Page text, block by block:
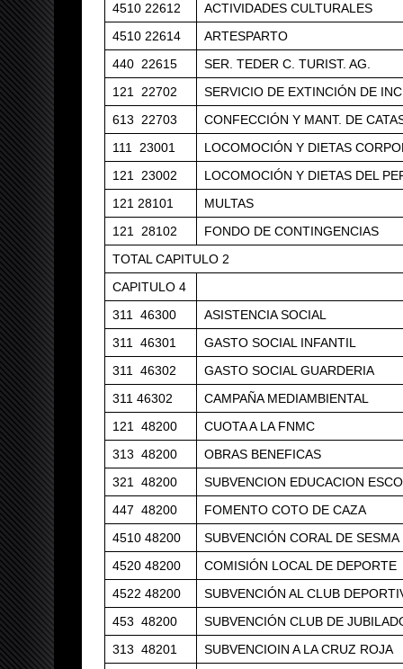
4510 22612
ACTIVIDADES CULTURALES
4510 22614
ARTESPARTO
440 22615
SER. TEDER C. TURIST. AG.
121 22702
SERVICIO DE EXTINCIÓN DE
613 22703
CONFECCIÓN Y MANT. DE
111 23001
LOCOMOCIÓN Y DIETAS
121 23002
LOCOMOCIÓN Y DIETAS DEL
121 28101
MULTAS
121 28102
FONDO DE CONTINGENCIAS
TOTAL CAPITULO 2
CAPITULO 4
311 46300
ASISTENCIA SOCIAL
311 46301
GASTO SOCIAL INFANTIL
311 46302
GASTO SOCIAL GUARDERIA
311 46302
CAMPAÑA MEDIAMBIENTAL
121 48200
CUOTA A LA FNMC
313 48200
OBRAS BENEFICAS
321 48200
SUBVENCION EDUCACION
447 48200
FOMENTO COTO DE CAZA
4510 48200
SUBVENCIÓN CORAL DE SESMA
4520 48200
COMISIÓN LOCAL DE DEPORTE
4522 48200
SUBVENCIÓN AL CLUB
453 48200
SUBVENCIÓN CLUB DE
313 48201
SUBVENCIOIN A LA CRUZ ROJA